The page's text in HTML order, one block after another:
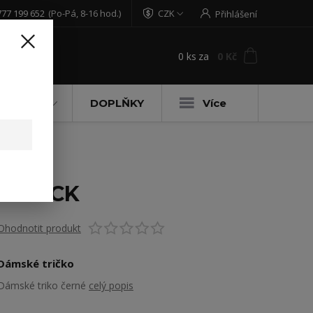
CZK Přihlášení
199 652 (Po-Pá, 8-16 hod.)
0 ks za 0 Kč
DOPLŇKY Více
BLACK
produkt
tričko
triko černé celý popis